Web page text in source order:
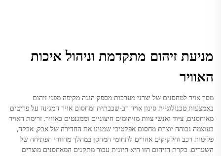
מניעת זיהום מתקדמת וניהול איכות
האוויר
מסך אויר למחסנים של יצרני מערכות מספק הגנה מקיפה מפני זיהום
באמצעות טכנולוגיית סינון אויר רב-שכבתית ומחסום אויר המגינה על פריטים
מאוחסנים, ציוד ואנשי צוות מזיהומים חיצוניים וממגנטים באוויר. זרימת האויר
בעוצמה גבוהה יוצרת מחסום אפקטיבי שמניע את החדירה של אבק, אבקה,
פליטות רכב וחלקיקים אחרים לתחומי המחסן במהלך מחזורי הפתיחה של
השערים. בקרת הזיהום הזו היא חיונית עבור מתקנים המאחסנים מוצרים